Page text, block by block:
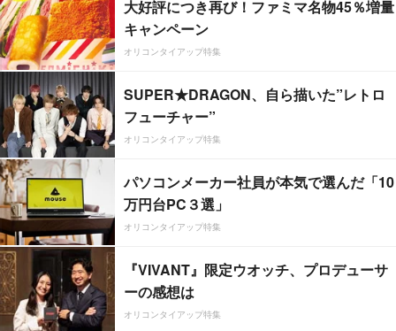
大好評につき再び！ファミマ名物45％増量
キャンペーン
オリコンタイアップ特集
SUPER★DRAGON、自ら描いた”レトロ
フューチャー”
オリコンタイアップ特集
パソコンメーカー社員が本気で選んだ「10
万円台PC３選」
オリコンタイアップ特集
『VIVANT』限定ウオッチ、プロデューサ
ーの感想は
オリコンタイアップ特集